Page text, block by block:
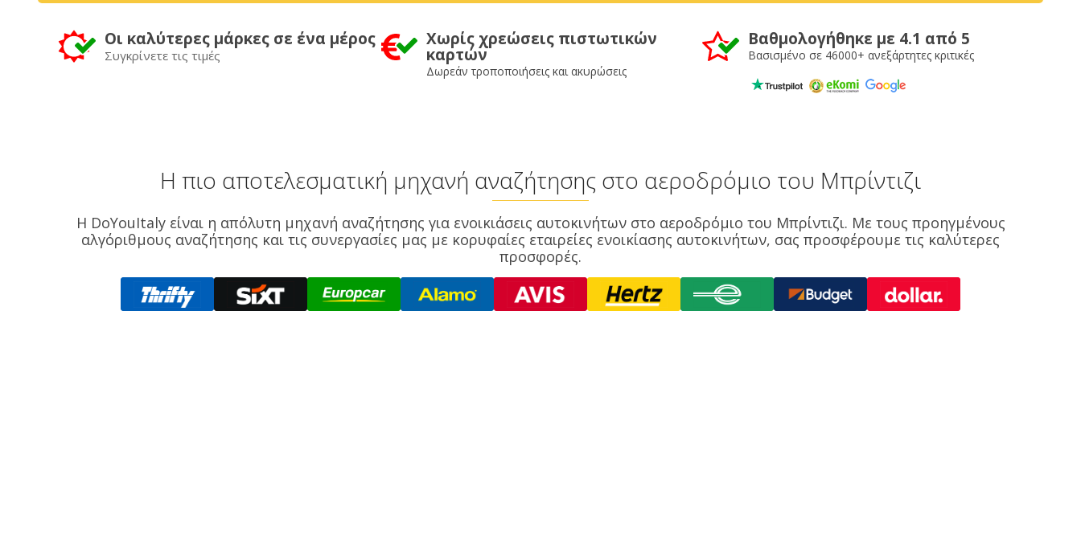
Οι καλύτερες μάρκες σε ένα μέρος
Συγκρίνετε τις τιμές
Χωρίς χρεώσεις πιστωτικών
καρτών
Δωρεάν τροποποιήσεις και ακυρώσεις
Βαθμολογήθηκε με 4.1 από 5
Βασισμένο σε 46000+ ανεξάρτητες κριτικές
Η πιο αποτελεσματική μηχανή αναζήτησης στο αεροδρόμιο του Μπρίντιζι
Η DoYouItaly είναι η απόλυτη μηχανή αναζήτησης για ενοικιάσεις αυτοκινήτων στο αεροδρόμιο του Μπρίντιζι. Με τους προηγμένους
αλγόριθμους αναζήτησης και τις συνεργασίες μας με κορυφαίες εταιρείες ενοικίασης αυτοκινήτων, σας προσφέρουμε τις καλύτερες
προσφορές.